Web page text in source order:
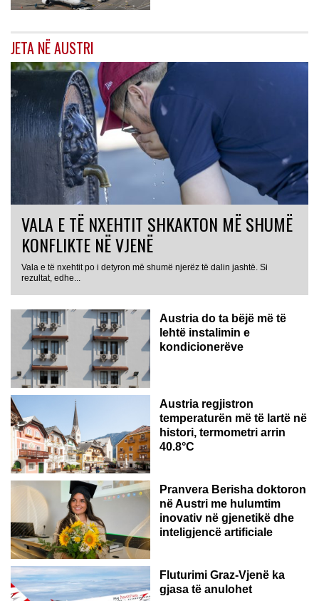
JETA NË AUSTRI
VALA E TË NXEHTIT SHKAKTON MË SHUMË
KONFLIKTE NË VJENË
Vala e të nxehtit po i detyron më shumë njerëz të dalin jashtë. Si
rezultat, edhe...
Austria do ta bëjë më të
lehtë instalimin e
kondicionerëve
Austria regjistron
temperaturën më të lartë në
histori, termometri arrin
40.8°C
AUSTRI
Pranvera Berisha doktoron
në Austri me hulumtim
inovativ në gjenetikë dhe
inteligjencë artificiale
Fluturimi Graz-Vjenë ka
gjasa të anulohet